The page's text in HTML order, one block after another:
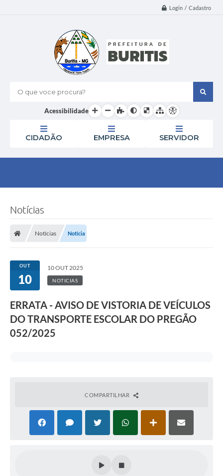
Login / Cadastro
O que voce procura?
Acessibilidade
CIDADÃO EMPRESA SERVIDOR
Notícias
Notícias Notícia
OUT
10
10 OUT 2025
NOTICIAS
ERRATA - AVISO DE VISTORIA DE VEÍCULOS
DO TRANSPORTE ESCOLAR DO PREGÃO
052/2025
COMPARTILHAR